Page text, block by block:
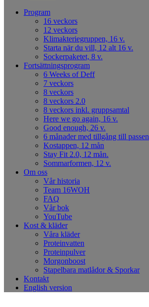
Program
16 veckors
12 veckors
Klimakteriegruppen, 16 v.
Starta när du vill, 12 alt 16 v.
Sockerpaketet, 8 v.
Fortsättningsprogram
6 Weeks of Deff
7 veckors
8 veckors
8 veckors 2.0
8 veckors inkl. gruppsamtal
Here we go again, 16 v.
Good enough, 26 v.
6 månader med tillgång till passen
Kostappen, 12 mån
Stay Fit 2.0, 12 mån.
Sommarformen, 12 v.
Om oss
Vår historia
Team 16WOH
FAQ
Vår bok
YouTube
Kost & kläder
Våra kläder
Proteinvatten
Proteinpulver
Morgonboost
Stapelbara matlådor & Sporkar
Kontakt
English version